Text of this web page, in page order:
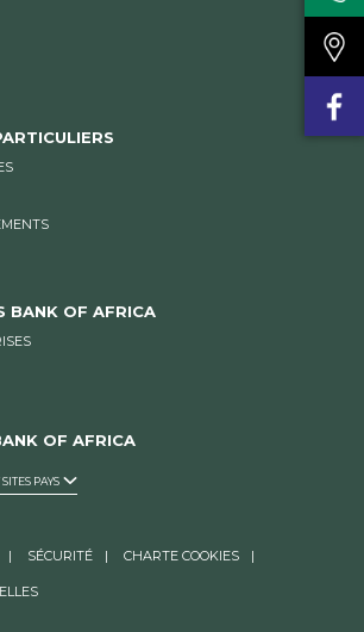
BANK OF AFRICA
OF AFRICA
PAYS
SÉCURITÉ CHARTE COOKIES